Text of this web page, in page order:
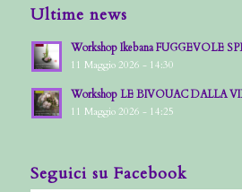
Ultime news
Workshop Ikebana FUGGEVOLE
11 Maggio 2026 - 14:30
Workshop LE BIVOUAC DALLA
11 Maggio 2026 - 14:25
Seguici su Facebook